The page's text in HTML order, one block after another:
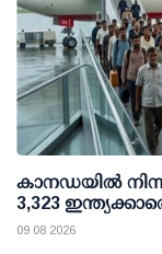
കാനഡയിൽ
3,323
09 08 2026